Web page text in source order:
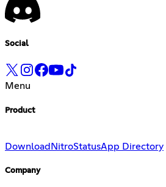
Social
Menu
Product
Download NitroStatusApp Directory
Company